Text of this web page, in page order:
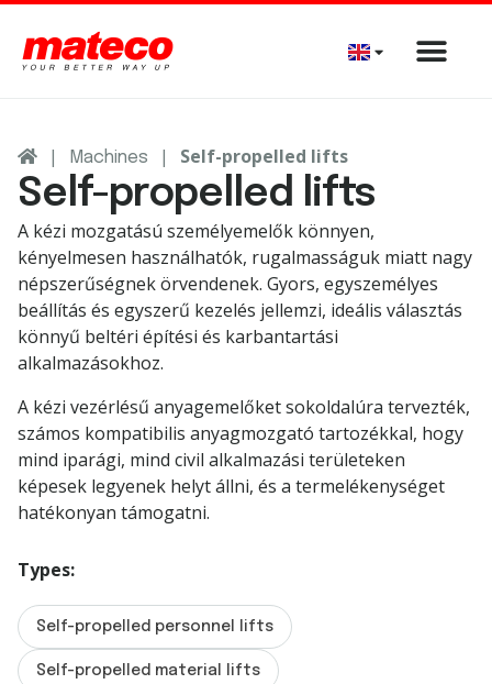
| Machines | Self-propelled lifts
Self-propelled lifts
A kézi mozgatású személyemelők könnyen,
kényelmesen használhatók, rugalmasságuk miatt nagy
népszerűségnek örvendenek. Gyors, egyszemélyes
beállítás és egyszerű kezelés jellemzi, ideális választás
könnyű beltéri építési és karbantartási
alkalmazásokhoz.
A kézi vezérlésű anyagemelőket sokoldalúra tervezték,
számos kompatibilis anyagmozgató tartozékkal, hogy
mind iparági, mind civil alkalmazási területeken
képesek legyenek helyt állni, és a termelékenységet
hatékonyan támogatni.
Types:
Self-propelled personnel lifts
Self-propelled material lifts